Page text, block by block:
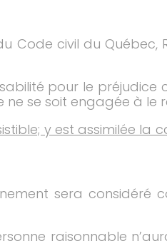
civil du Québec,
pour le préjudice
ne se soit engagée à le
y est assimilée la
sera considéré
raisonnable